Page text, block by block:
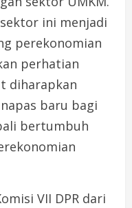
sektor ini menjadi
perekonomian
perhatian
diharapkan
baru bagi
bertumbuh
VII DPR dari